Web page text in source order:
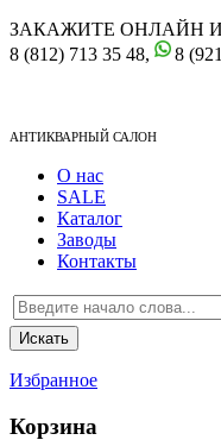
ЗАКАЖИТЕ ОНЛАЙН
8 (812) 713 35 48,
8
АНТИКВАРНЫЙ САЛОН
О нас
SALE
Каталог
Заводы
Контакты
Избранное
Корзина